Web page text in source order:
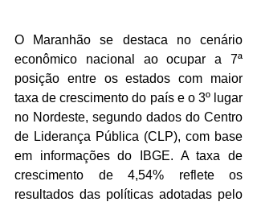
O Maranhão se destaca no cenário
econômico nacional ao ocupar a 7ª
posição entre os estados com maior
taxa de crescimento do país e o 3º lugar
no Nordeste, segundo dados do Centro
de Liderança Pública (CLP), com base
em informações do IBGE. A taxa de
crescimento de 4,54% reflete os
resultados das políticas adotadas pelo